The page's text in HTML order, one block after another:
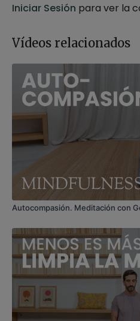
Iniciar Sesión para ver la
Vídeos relacionados
Autocompasión. Meditación con